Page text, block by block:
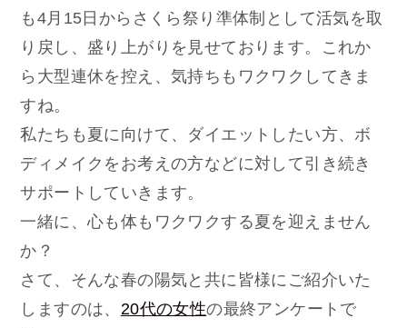
も4月15日からさくら祭り準体制として活気を取
り戻し、盛り上がりを見せております。これか
ら大型連休を控え、気持ちもワクワクしてきま
すね。
私たちも夏に向けて、ダイエットしたい方、ボ
ディメイクをお考えの方などに対して引き続き
サポートしていきます。
一緒に、心も体もワクワクする夏を迎えません
か？
さて、そんな春の陽気と共に皆様にご紹介いた
しますのは、 20代の女性の最終アンケートで